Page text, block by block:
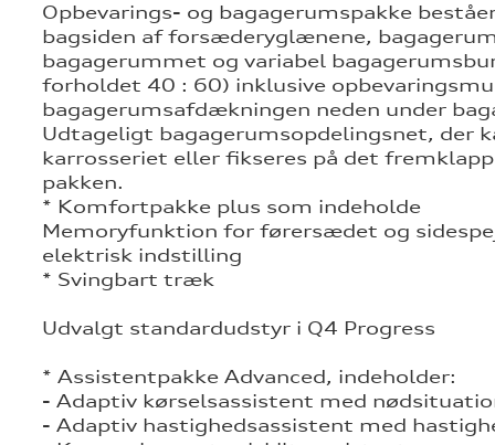
Opbevarings- og bagagerumspakke
bagsiden af forsæderyglænene,
bagagerummet og variabel
forholdet 40 : 60) inklusive
bagagerumsafdækningen neden under
Udtageligt bagagerumsopdelingsnet, der
karrosseriet eller fikseres på det
pakken.
* Komfortpakke plus som indeholde
Memoryfunktion for førersædet og
elektrisk indstilling
* Svingbart træk
Udvalgt standardudstyr i Q4 Progress
* Assistentpakke Advanced, indeholder:
- Adaptiv kørselsassistent med
- Adaptiv hastighedsassistent med